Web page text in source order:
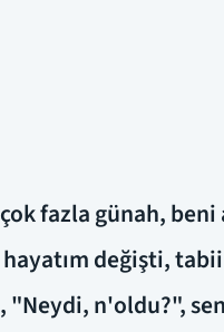
fazla günah,
değişti,
"Neydi, n'oldu?",